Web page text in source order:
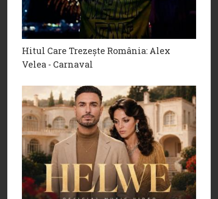
Hitul Care Trezește România: Alex
Velea - Carnaval